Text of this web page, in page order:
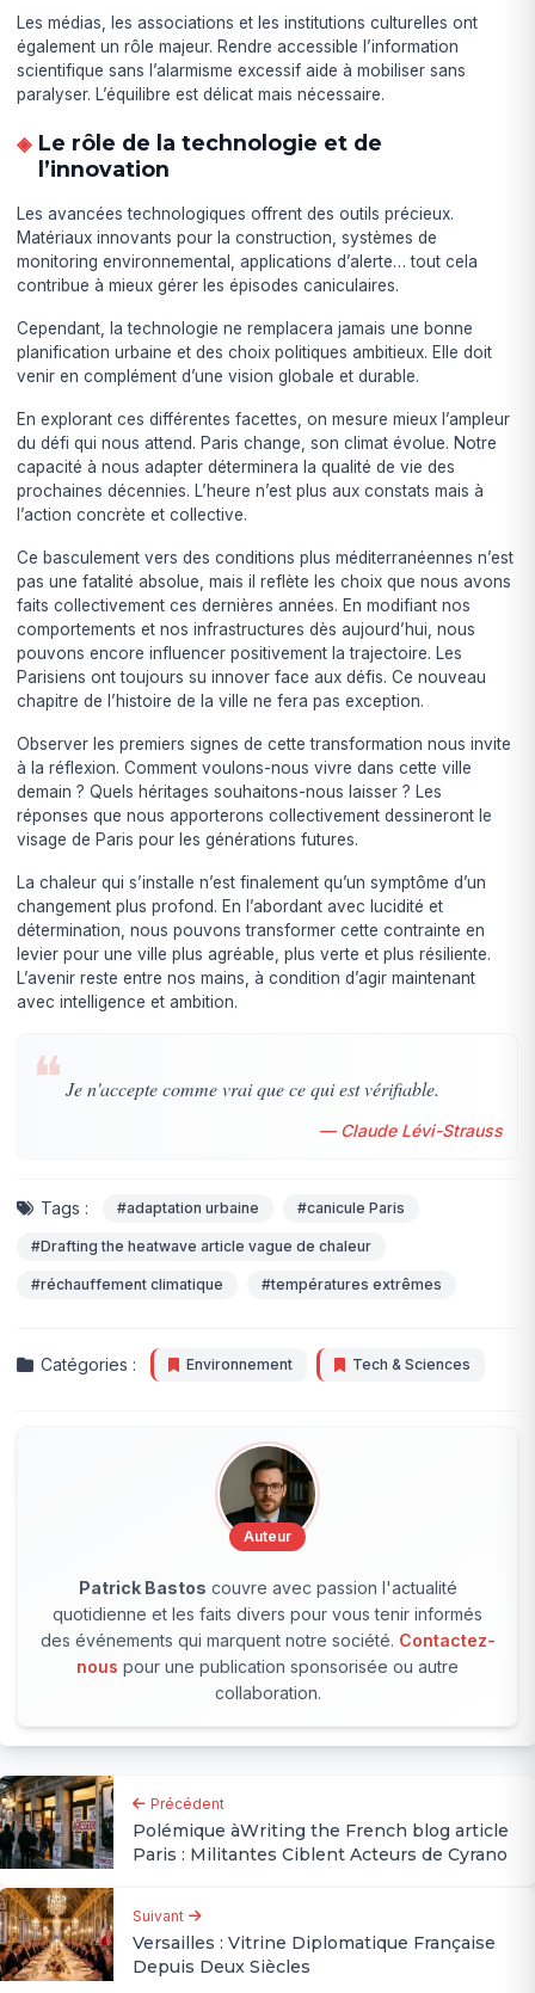
Les médias, les associations et les institutions culturelles ont
également un rôle majeur. Rendre accessible l’information
scientifique sans l’alarmisme excessif aide à mobiliser sans
paralyser. L’équilibre est délicat mais nécessaire.
Le rôle de la technologie et de
l’innovation
Les avancées technologiques offrent des outils précieux.
Matériaux innovants pour la construction, systèmes de
monitoring environnemental, applications d’alerte… tout cela
contribue à mieux gérer les épisodes caniculaires.
Cependant, la technologie ne remplacera jamais une bonne
planification urbaine et des choix politiques ambitieux. Elle doit
venir en complément d’une vision globale et durable.
En explorant ces différentes facettes, on mesure mieux l’ampleur
du défi qui nous attend. Paris change, son climat évolue. Notre
capacité à nous adapter déterminera la qualité de vie des
prochaines décennies. L’heure n’est plus aux constats mais à
l’action concrète et collective.
Ce basculement vers des conditions plus méditerranéennes n’est
pas une fatalité absolue, mais il reflète les choix que nous avons
faits collectivement ces dernières années. En modifiant nos
comportements et nos infrastructures dès aujourd’hui, nous
pouvons encore influencer positivement la trajectoire. Les
Parisiens ont toujours su innover face aux défis. Ce nouveau
chapitre de l’histoire de la ville ne fera pas exception.
Observer les premiers signes de cette transformation nous invite
à la réflexion. Comment voulons-nous vivre dans cette ville
demain ? Quels héritages souhaitons-nous laisser ? Les
réponses que nous apporterons collectivement dessineront le
visage de Paris pour les générations futures.
La chaleur qui s’installe n’est finalement qu’un symptôme d’un
changement plus profond. En l’abordant avec lucidité et
détermination, nous pouvons transformer cette contrainte en
levier pour une ville plus agréable, plus verte et plus résiliente.
L’avenir reste entre nos mains, à condition d’agir maintenant
avec intelligence et ambition.
❝ Je n'accepte comme vrai que ce qui est vérifiable.
— Claude Lévi-Strauss
Tags : #adaptation urbaine #canicule Paris
#Drafting the heatwave article vague de chaleur
#réchauffement climatique #températures extrêmes
Catégories : Environnement Tech & Sciences
Auteur
Patrick Bastos couvre avec passion l'actualité
quotidienne et les faits divers pour vous tenir informés
des événements qui marquent notre société. Contactez-
nous pour une publication sponsorisée ou autre
collaboration.
Précédent
Polémique àWriting the French blog article
Paris : Militantes Ciblent Acteurs de Cyrano
Suivant
Versailles : Vitrine Diplomatique Française
Depuis Deux Siècles